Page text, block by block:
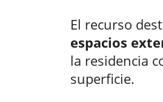
El recurso
espacios
la residencia
superficie.